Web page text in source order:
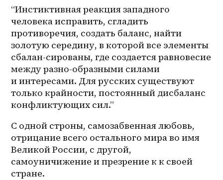
“Инстиктивная реакция западного
человека исправить, сгладить
противоречия, создать баланс, найти
золотую середину, в которой все элементы
сбалан-сированы, где создается равновесие
между разно-образными силами
и интересами. Для русских существуют
только крайности, постоянный дисбаланс
конфликтующих сил.”
С одной строны, самозабвенная любовь,
отрицание всего остального мира во имя
Великой России, с другой,
самоуничижение и презрение к к своей
стране.